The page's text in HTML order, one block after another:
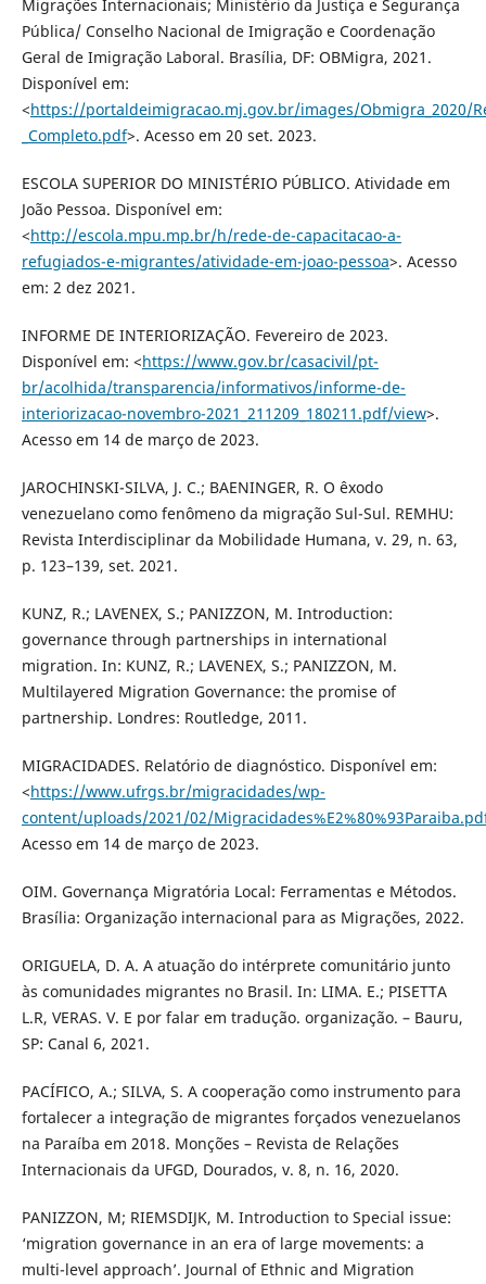
Migrações Internacionais; Ministério da Justiça e Segurança
Pública/ Conselho Nacional de Imigração e Coordenação
Geral de Imigração Laboral. Brasília, DF: OBMigra, 2021.
Disponível em:
<https://portaldeimigracao.mj.gov.br/images/Obmigra_2020/
_Completo.pdf>. Acesso em 20 set. 2023.
ESCOLA SUPERIOR DO MINISTÉRIO PÚBLICO. Atividade em
João Pessoa. Disponível em:
<http://escola.mpu.mp.br/h/rede-de-capacitacao-a-
refugiados-e-migrantes/atividade-em-joao-pessoa>. Acesso
em: 2 dez 2021.
INFORME DE INTERIORIZAÇÃO. Fevereiro de 2023.
Disponível em: <https://www.gov.br/casacivil/pt-
br/acolhida/transparencia/informativos/informe-de-
interiorizacao-novembro-2021_211209_180211.pdf/view>.
Acesso em 14 de março de 2023.
JAROCHINSKI-SILVA, J. C.; BAENINGER, R. O êxodo
venezuelano como fenômeno da migração Sul-Sul. REMHU:
Revista Interdisciplinar da Mobilidade Humana, v. 29, n. 63,
p. 123–139, set. 2021.
KUNZ, R.; LAVENEX, S.; PANIZZON, M. Introduction:
governance through partnerships in international
migration. In: KUNZ, R.; LAVENEX, S.; PANIZZON, M.
Multilayered Migration Governance: the promise of
partnership. Londres: Routledge, 2011.
MIGRACIDADES. Relatório de diagnóstico. Disponível em:
<https://www.ufrgs.br/migracidades/wp-
content/uploads/2021/02/
Acesso em 14 de março de 2023.
OIM. Governança Migratória Local: Ferramentas e Métodos.
Brasília: Organização internacional para as Migrações, 2022.
ORIGUELA, D. A. A atuação do intérprete comunitário junto
às comunidades migrantes no Brasil. In: LIMA. E.; PISETTA
L.R, VERAS. V. E por falar em tradução. organização. – Bauru,
SP: Canal 6, 2021.
PACÍFICO, A.; SILVA, S. A cooperação como instrumento para
fortalecer a integração de migrantes forçados venezuelanos
na Paraíba em 2018. Monções – Revista de Relações
Internacionais da UFGD, Dourados, v. 8, n. 16, 2020.
PANIZZON, M; RIEMSDIJK, M. Introduction to Special issue:
‘migration governance in an era of large movements: a
multi-level approach’. Journal of Ethnic and Migration